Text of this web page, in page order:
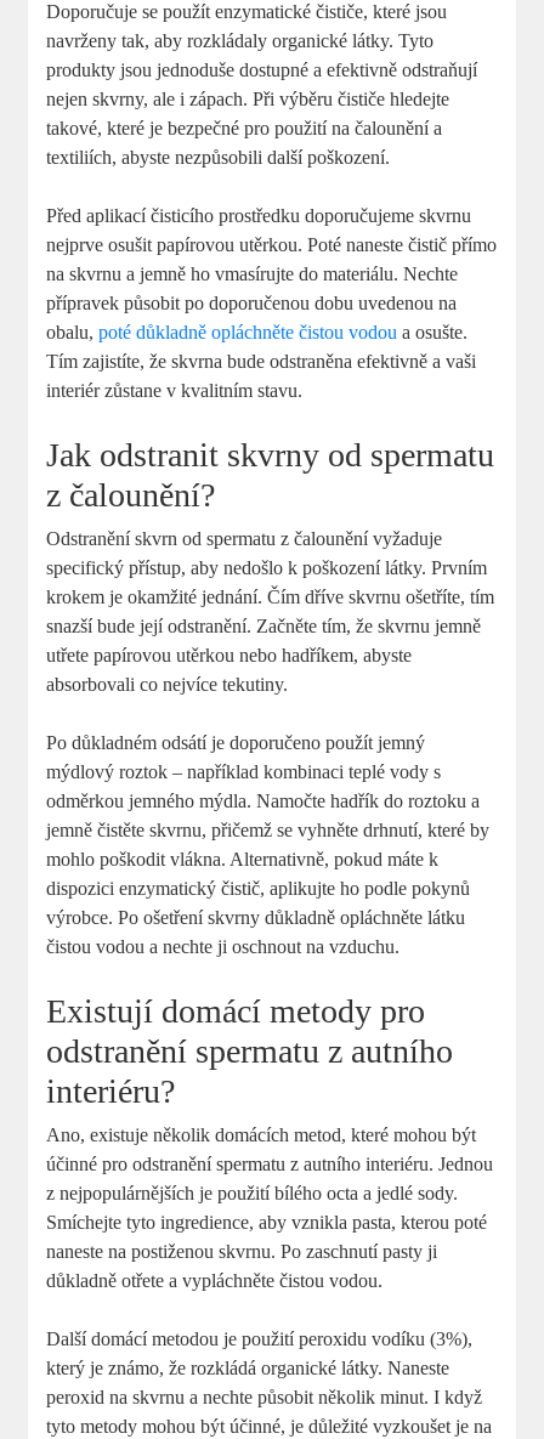
Doporučuje se použít enzymatické čističe, které jsou
navrženy tak, aby rozkládaly organické látky. Tyto
produkty jsou jednoduše dostupné a efektivně odstraňují
nejen skvrny, ale i zápach. Při výběru čističe hledejte
takové, které je bezpečné pro použití na čalounění a
textiliích, abyste nezpůsobili další poškození.
Před aplikací čisticího prostředku doporučujeme skvrnu
nejprve osušit papírovou utěrkou. Poté naneste čistič přímo
na skvrnu a jemně ho vmasírujte do materiálu. Nechte
přípravek působit po doporučenou dobu uvedenou na
obalu,poté důkladně opláchněte čistou vodou a osušte.
Tím zajistíte, že skvrna bude odstraněna efektivně a vaši
interiér zůstane v kvalitním stavu.
Jak odstranit skvrny od spermatu
z čalounění?
Odstranění skvrn od spermatu z čalounění vyžaduje
specifický přístup, aby nedošlo k poškození látky. Prvním
krokem je okamžité jednání. Čím dříve skvrnu ošetříte, tím
snazší bude její odstranění. Začněte tím, že skvrnu jemně
utřete papírovou utěrkou nebo hadříkem, abyste
absorbovali co nejvíce tekutiny.
Po důkladném odsátí je doporučeno použít jemný
mýdlový roztok – například kombinaci teplé vody s
odměrkou jemného mýdla. Namočte hadřík do roztoku a
jemně čistěte skvrnu, přičemž se vyhněte drhnutí, které by
mohlo poškodit vlákna. Alternativně, pokud máte k
dispozici enzymatický čistič, aplikujte ho podle pokynů
výrobce. Po ošetření skvrny důkladně opláchněte látku
čistou vodou a nechte ji oschnout na vzduchu.
Existují domácí metody pro
odstranění spermatu z autního
interiéru?
Ano, existuje několik domácích metod, které mohou být
účinné pro odstranění spermatu z autního interiéru. Jednou
z nejpopulárnějších je použití bílého octa a jedlé sody.
Smíchejte tyto ingredience, aby vznikla pasta, kterou poté
naneste na postiženou skvrnu. Po zaschnutí pasty ji
důkladně otřete a vypláchněte čistou vodou.
Další domácí metodou je použití peroxidu vodíku (3%),
který je známo, že rozkládá organické látky. Naneste
peroxid na skvrnu a nechte působit několik minut. I když
tyto metody mohou být účinné, je důležité vyzkoušet je na